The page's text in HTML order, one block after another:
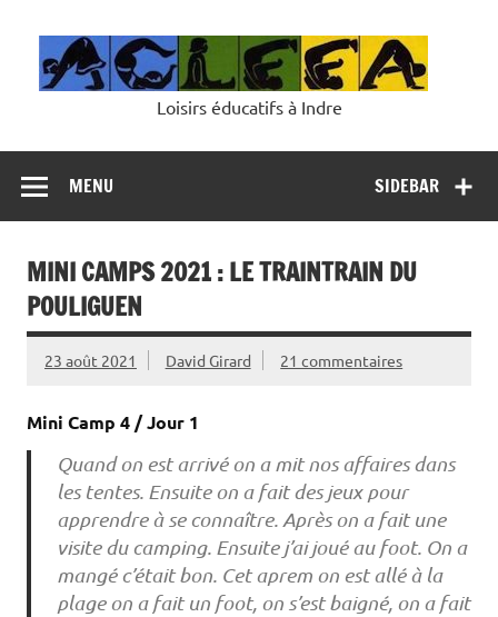
Loisirs éducatifs à Indre
SIDEBAR
MENU
MINI CAMPS 2021 : LE TRAINTRAIN DU
POULIGUEN
23 août 2021 David Girard 21 commentaires
Mini Camp 4 / Jour 1
Quand on est arrivé on a mit nos affaires dans
les tentes. Ensuite on a fait des jeux pour
apprendre à se connaître. Après on a fait une
visite du camping. Ensuite j’ai joué au foot. On a
mangé c’était bon. Cet aprem on est allé à la
plage on a fait un foot, on s’est baigné, on a fait